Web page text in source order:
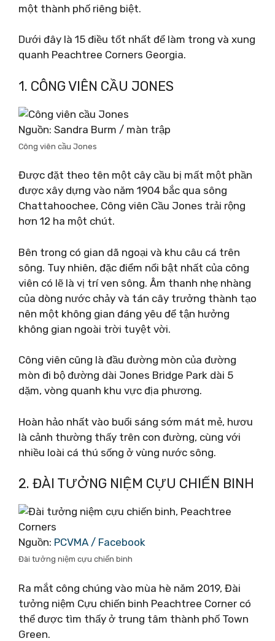
một thành phố riêng biệt.
Dưới đây là 15 điều tốt nhất để làm trong và xung
quanh Peachtree Corners Georgia.
1. CÔNG VIÊN CẦU JONES
Nguồn: Sandra Burm / màn trập
Công viên cầu Jones
Được đặt theo tên một cây cầu bị mất một phần
được xây dựng vào năm 1904 bắc qua sông
Chattahoochee, Công viên Cầu Jones trải rộng
hơn 12 ha một chút.
Bên trong có gian dã ngoại và khu câu cá trên
sông. Tuy nhiên, đặc điểm nổi bật nhất của công
viên có lẽ là vị trí ven sông. Âm thanh nhẹ nhàng
của dòng nước chảy và tán cây trưởng thành tạo
nên một không gian đáng yêu để tận hưởng
không gian ngoài trời tuyệt vời.
Công viên cũng là đầu đường mòn của đường
mòn đi bộ đường dài Jones Bridge Park dài 5
dặm, vòng quanh khu vực địa phương.
Hoàn hảo nhất vào buổi sáng sớm mát mẻ, hươu
là cảnh thường thấy trên con đường, cùng với
nhiều loài cá thú sống ở vùng nước sông.
2. ĐÀI TƯỞNG NIỆM CỰU CHIẾN BINH
Nguồn: PCVMA / Facebook
Đài tưởng niệm cựu chiến binh
Ra mắt công chúng vào mùa hè năm 2019, Đài
tưởng niệm Cựu chiến binh Peachtree Corner có
thể được tìm thấy ở trung tâm thành phố Town
Green.